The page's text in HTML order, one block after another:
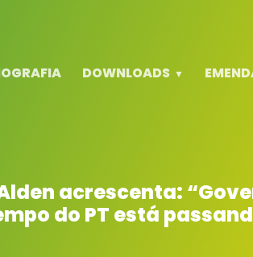
DOWNLOADS
acrescenta:
do PT está